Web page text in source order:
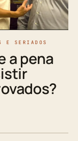
E SERIADOS
a pena